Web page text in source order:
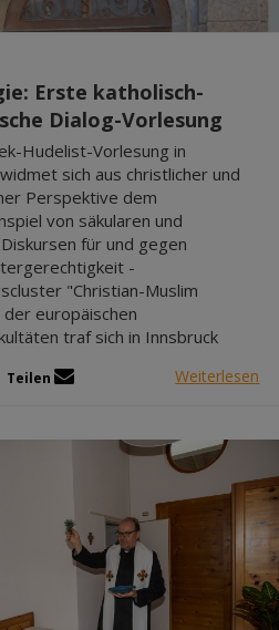
Erste katholisch-
Dialog-Vorlesung
Hudelist-Vorlesung in
sich aus christlicher und
Perspektive dem
von säkularen und
für und gegen
-
"Christian-Muslim
der europäischen
traf sich in Innsbruck
Teilen Weiterlesen